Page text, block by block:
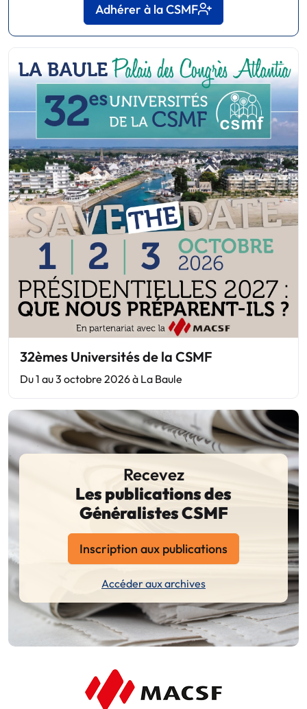
Adhérer à la CSMF
32èmes Universités de la CSMF
Du 1 au 3 octobre 2026 à La Baule
Recevez
Les publications des
Généralistes CSMF
Inscription aux publications
Accéder aux archives